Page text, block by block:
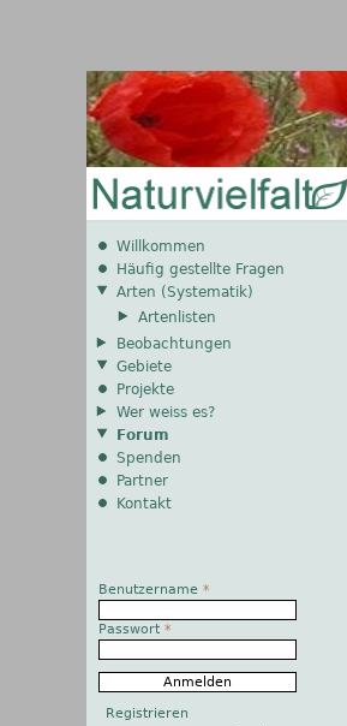
Willkommen
Häufig gestellte Fragen
Arten (Systematik)
Artenlisten
Beobachtungen
Gebiete
Projekte
Wer weiss es?
Forum
Spenden
Partner
Kontakt
Benutzername *
Passwort *
Registrieren